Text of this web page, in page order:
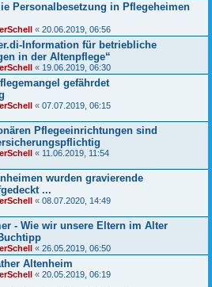
Personalbesetzung in Pflegeheimen
« 20.06.2019, 06:56
Information für betriebliche
in der Altenpflege“
« 19.06.2019, 06:30
gefährdet
« 07.07.2019, 06:15
Pflegeeinrichtungen sind
« 11.06.2019, 11:54
wurden gravierende
...
« 08.07.2020, 14:49
- Wie wir unsere Eltern im Alter
« 26.05.2019, 06:50
Altenheim
« 20.05.2019, 06:19